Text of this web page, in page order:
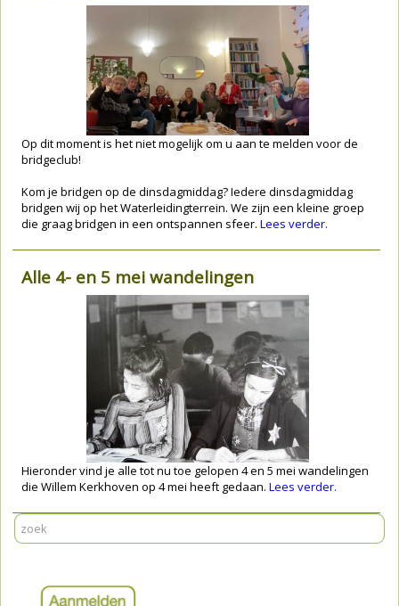
Op dit moment is het niet mogelijk om u aan te melden voor de
bridgeclub!
Kom je bridgen op de dinsdagmiddag? Iedere dinsdagmiddag
bridgen wij op het Waterleidingterrein. We zijn een kleine groep
die graag bridgen in een ontspannen sfeer. Lees verder.
Alle 4- en 5 mei wandelingen
Hieronder vind je alle tot nu toe gelopen 4 en 5 mei wandelingen
die Willem Kerkhoven op 4 mei heeft gedaan. Lees verder.